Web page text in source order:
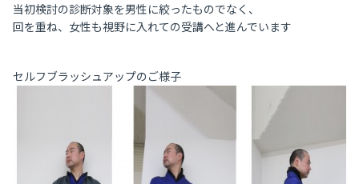
当初検討の診断対象を男性に絞ったものでなく、
回を重ね、女性も視野に入れての受講へと進んでいます
セルフブラッシュアップのご様子